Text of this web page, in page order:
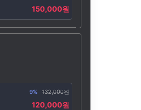
150,000원
9% 132,000원
120,000원